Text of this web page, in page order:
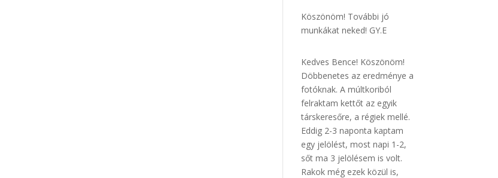
Köszönöm! További jó
munkákat neked! GY.E
Kedves Bence! Köszönöm!
Döbbenetes az eredménye a
fotóknak. A múltkoriból
felraktam kettőt az egyik
társkeresőre, a régiek mellé.
Eddig 2-3 naponta kaptam
egy jelölést, most napi 1-2,
sőt ma 3 jelölésem is volt.
Rakok még ezek közül is,